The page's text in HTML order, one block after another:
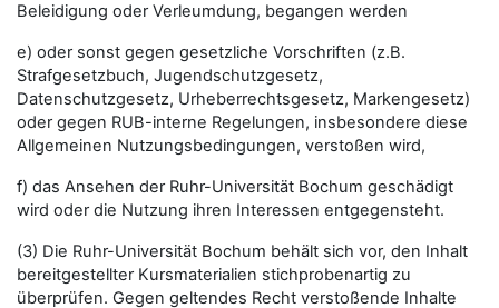
Beleidigung oder Verleumdung, begangen werden
e) oder sonst gegen gesetzliche Vorschriften (z.B.
Strafgesetzbuch, Jugendschutzgesetz,
Datenschutzgesetz, Urheberrechtsgesetz, Markengesetz)
oder gegen RUB-interne Regelungen, insbesondere diese
Allgemeinen Nutzungsbedingungen, verstoßen wird,
f) das Ansehen der Ruhr-Universität Bochum geschädigt
wird oder die Nutzung ihren Interessen entgegensteht.
(3) Die Ruhr-Universität Bochum behält sich vor, den Inhalt
bereitgestellter Kursmaterialien stichprobenartig zu
überprüfen. Gegen geltendes Recht verstoßende Inhalte